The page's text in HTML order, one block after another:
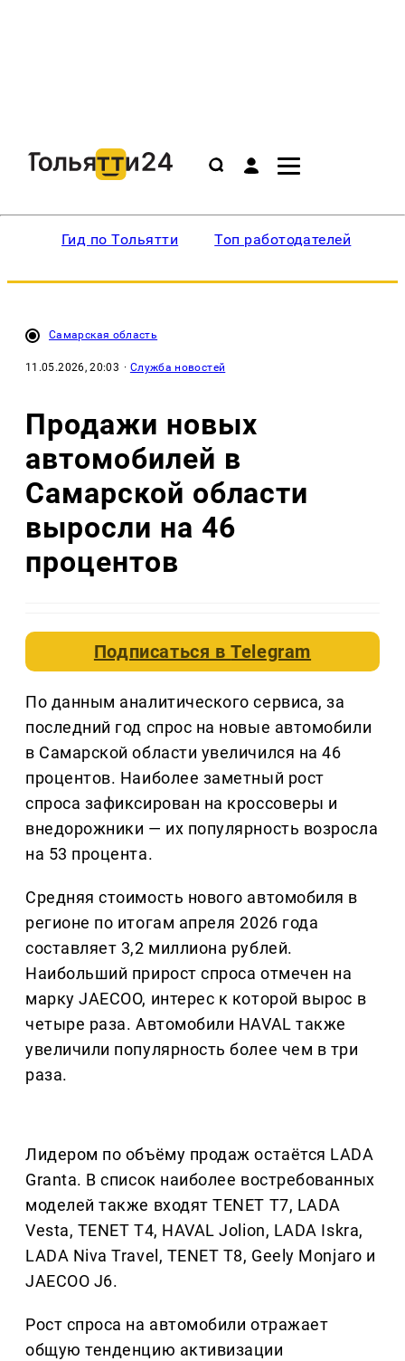
Гид по Тольятти Топ работодателей
Самарская область
11.05.2026, 20:03 · Служба новостей
Продажи новых
автомобилей в
Самарской области
выросли на 46
процентов
Подписаться вTelegram
По данным аналитического сервиса, за
последний год спрос на новые автомобили
в Самарской области увеличился на 46
процентов. Наиболее заметный рост
спроса зафиксирован на кроссоверы и
внедорожники — их популярность возросла
на 53 процента.
Средняя стоимость нового автомобиля в
регионе по итогам апреля 2026 года
составляет 3,2 миллиона рублей.
Наибольший прирост спроса отмечен на
марку JAECOO, интерес к которой вырос в
четыре раза. Автомобили HAVAL также
увеличили популярность более чем в три
раза.
Лидером по объёму продаж остаётся LADA
Granta. В список наиболее востребованных
моделей также входят TENET T7, LADA
Vesta, TENET T4, HAVAL Jolion, LADA Iskra,
LADA Niva Travel, TENET T8, Geely Monjaro и
JAECOO J6.
Рост спроса на автомобили отражает
общую тенденцию активизации